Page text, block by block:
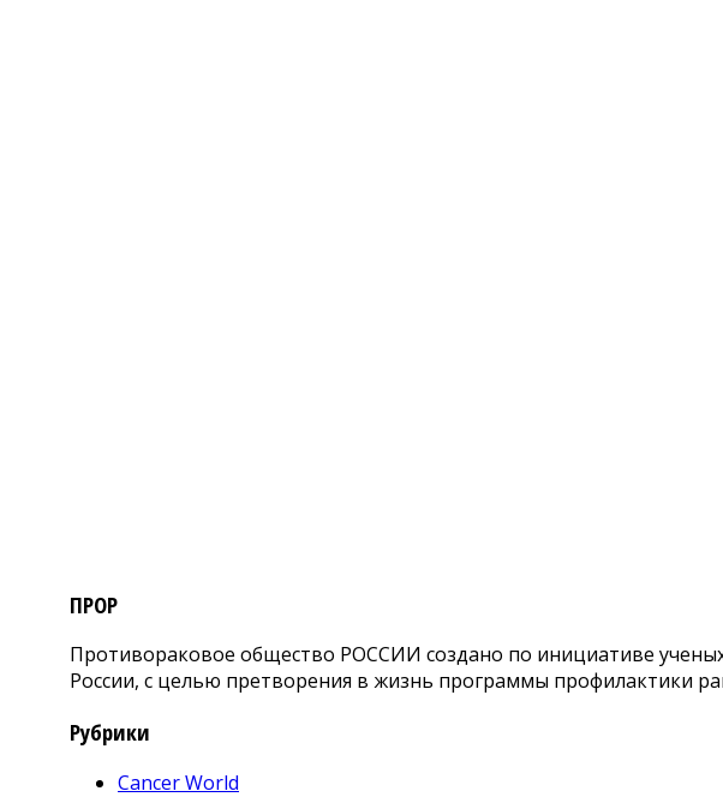
ПРОР
Противораковое общество РОССИИ создано по инициативе
России, с целью претворения в жизнь программы профилактики
Рубрики
Cancer World